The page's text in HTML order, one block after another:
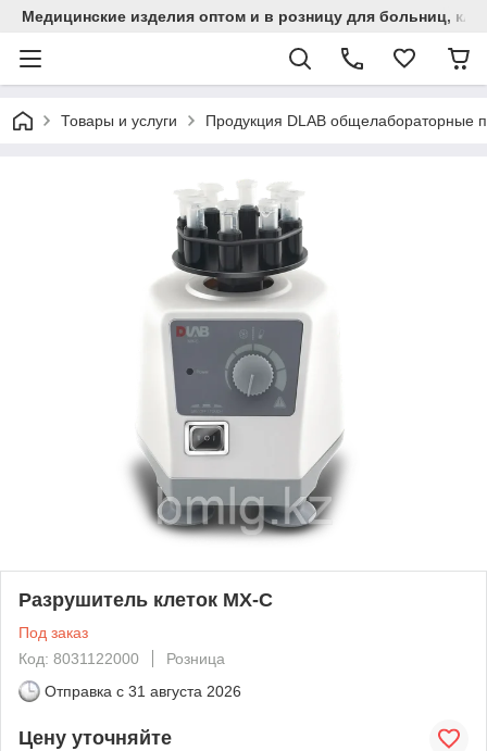
Медицинские изделия оптом и в розницу для больниц,
Товары и услуги Продукция DLAB общелабораторные
Разрушитель клеток MX-C
Под заказ
Код: 8031122000
Розница
Отправка с 31 августа 2026
Цену уточняйте